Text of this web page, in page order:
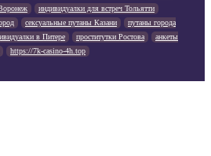
индивидуалки для встреч Тольятти
сексуальные путаны Казани
путаны города
в Питере проститутки Ростова
анкеты
https://7k-casino-4h.top